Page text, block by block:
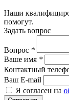
Наши
помогут.
Задать вопрос
Вопрос *
Ваше имя *
Контактный
Ваш E-mail
Я согласен на